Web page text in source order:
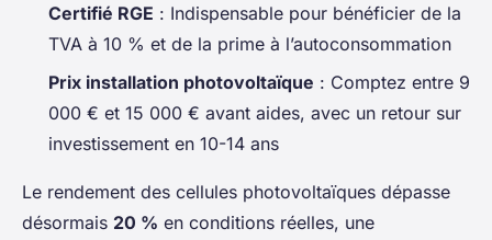
Certifié RGE : Indispensable pour bénéficier de la
TVA à 10 % et de la prime à l’autoconsommation
Prix installation photovoltaïque : Comptez entre 9
000 € et 15 000 € avant aides, avec un retour sur
investissement en 10-14 ans
Le rendement des cellules photovoltaïques dépasse
désormais 20 % en conditions réelles, une